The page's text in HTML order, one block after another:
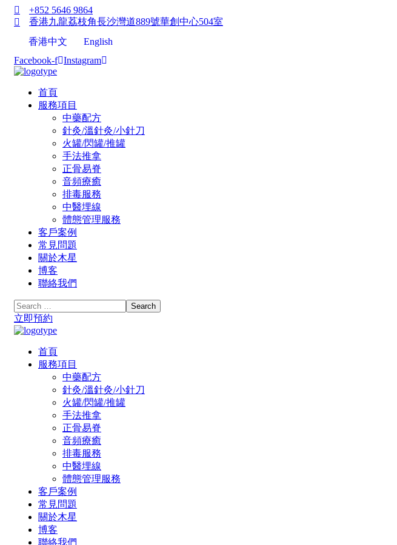
+852 5646 9864
香港九龍荔枝角長沙灣道889號華創中心504室
香港中文
English
Facebook-f Instagram
首頁
服務項目
中藥配方
針灸/溫針灸/小針刀
火罐/閃罐/推罐
手法推拿
正骨易脊
⾳頻療癒
排毒服務
中醫埋線
體態管理服務
客戶案例
常見問題
關於木星
博客
聯絡我們
立即預約
首頁
服務項目
中藥配方
針灸/溫針灸/小針刀
火罐/閃罐/推罐
手法推拿
正骨易脊
⾳頻療癒
排毒服務
中醫埋線
體態管理服務
客戶案例
常見問題
關於木星
博客
聯絡我們